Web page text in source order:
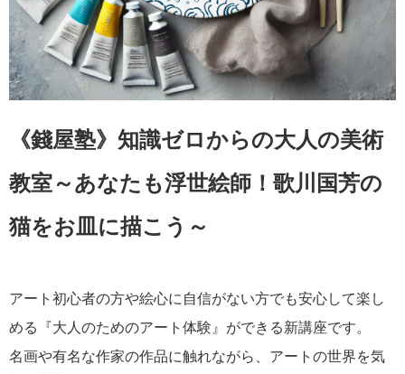
《錢屋塾》知識ゼロからの大人の美術
教室～あなたも浮世絵師！歌川国芳の
猫をお皿に描こう～
アート初心者の方や絵心に自信がない方でも安心して楽し
める『大人のためのアート体験』ができる新講座です。
名画や有名な作家の作品に触れながら、アートの世界を気